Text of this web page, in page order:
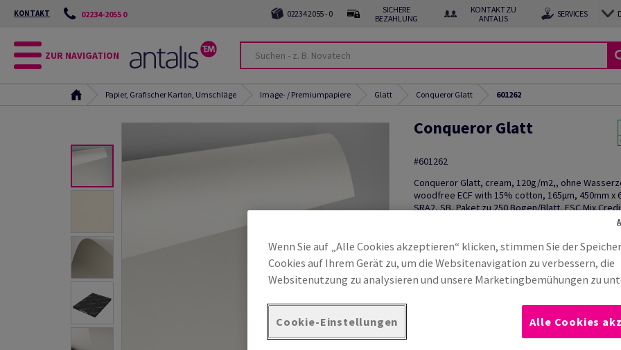
KONTAKT 02234-2055 0 02234 2055 - 0
SICHERE
BEZAHLUNG
KONTAKT ZU
ANTALIS
SERVICES
ZUR NAVIGATION
Papier, Grafischer Karton, Umschläge Image- / Premiumpapiere Glatt Conqueror Glatt 601262
Conqueror Glatt
#601262
Conqueror Glatt, cream, 120g/m2,, ohne
woodfree ECF with 15% cotton, 165µm, 450mm x
SRA2, SB, Paket zu 250 Bogen/Blatt, FSC Mix
Produktinformation Produkt
Wenn Sie auf „Alle Cookies akzeptieren“ klicken, stimmen Sie der
Cookies auf Ihrem Gerät zu, um die Websitenavigation zu verbessern, die
Websitenutzung zu analysieren und unsere Marketingbemühungen zu
Cookie-Einstellungen Alle Cookies